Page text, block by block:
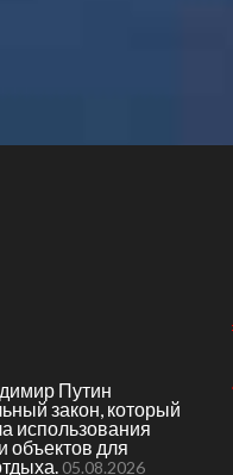
Путин
закон, который
использования
объектов для
05.08.2026